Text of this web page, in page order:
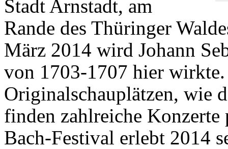
Stadt Arnstadt, am
Rande des Thüringer
März 2014 wird Johann
von 1703-1707 hier
Originalschauplätzen, wie
finden zahlreiche
Bach-Festival erlebt 2014